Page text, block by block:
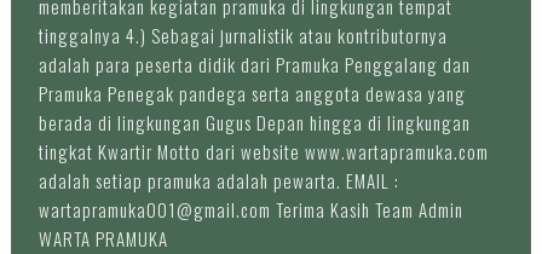
memberitakan kegiatan pramuka di lingkungan tempat
tinggalnya 4.) Sebagai jurnalistik atau kontributornya
adalah para peserta didik dari Pramuka Penggalang dan
Pramuka Penegak pandega serta anggota dewasa yang
berada di lingkungan Gugus Depan hingga di lingkungan
tingkat Kwartir Motto dari website www.wartapramuka.com
adalah setiap pramuka adalah pewarta. EMAIL :
wartapramuka001@gmail.com Terima Kasih Team Admin
WARTA PRAMUKA